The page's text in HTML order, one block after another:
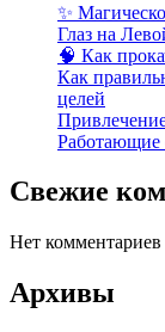
✨
Глаз на
🧠 Как
Как
целей
Работающие
Свежие
Нет комментариев
Архивы